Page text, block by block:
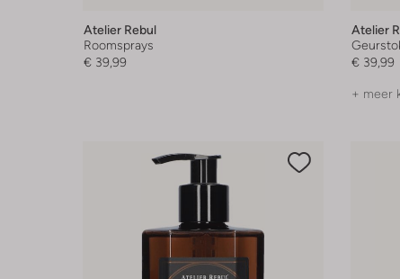
Atelier Rebul
Roomsprays
€ 39,99
Atelier
€ 39,99
+ meer